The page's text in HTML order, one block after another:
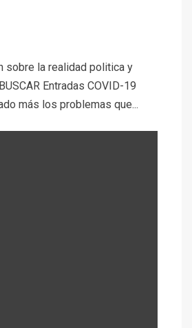
sobre la realidad politica y
Entradas COVID-19
más los problemas que...